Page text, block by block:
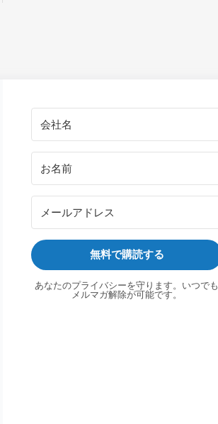
無料で購読する
あなたのプライバシーを守ります。いつでも
メルマガ解除が可能です。